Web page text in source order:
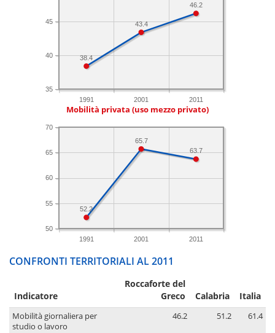
1991 2001 2011
35
40
45
46.2
43.4
38.4
Mobilità privata (uso mezzo privato)
1991 2001 2011
50
55
60
65
70
63.7
65.7
52.2
CONFRONTI TERRITORIALI AL 2011
Indicatore
Roccaforte del
Greco
Calabria Italia
Mobilità giornaliera per
studio o lavoro
46.2 51.2 61.4